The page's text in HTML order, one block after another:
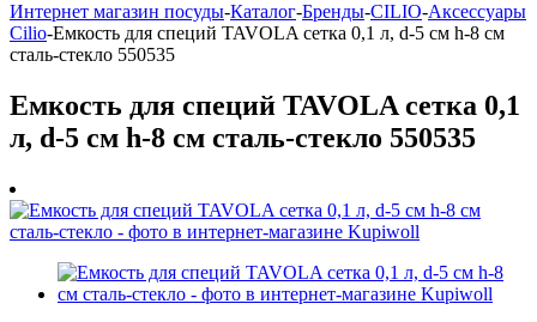
Интернет магазин посуды-Каталог-Бренды-CILIO-Аксессуары
Cilio-Емкость для специй TAVOLA сетка 0,1 л, d-5 см h-8 см
сталь-стекло 550535
Емкость для специй TAVOLA сетка 0,1
л, d-5 см h-8 см сталь-стекло 550535